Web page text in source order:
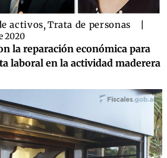
activos,Trata de personas
2020
la reparación económica para
laboral en la actividad maderera